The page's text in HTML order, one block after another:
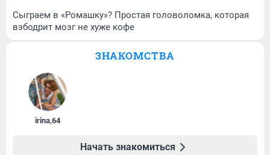
Сыграем в «Ромашку»? Простая головоломка, которая
взбодрит мозг не хуже кофе
ЗНАКОМСТВА
irina,64
Начать знакомиться